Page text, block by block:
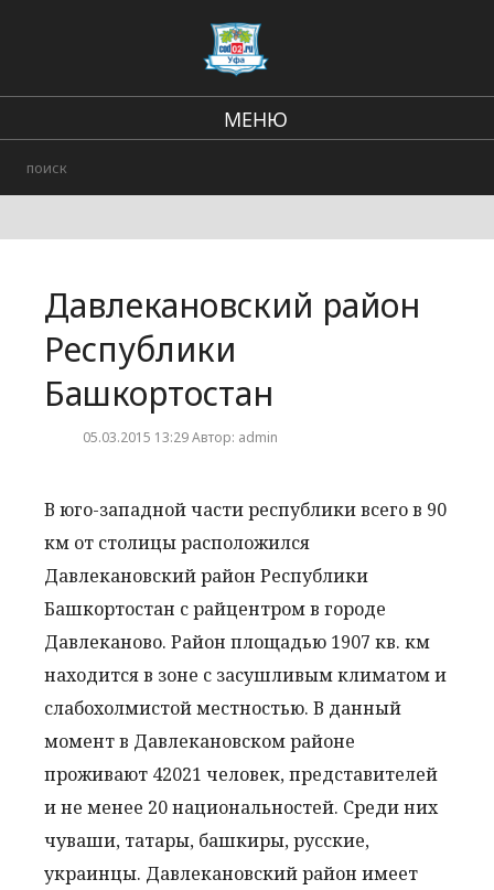
МЕНЮ
Городские события
Давлекановский район
Республики
Башкортостан
05.03.2015 13:29 Автор: admin
В юго-западной части республики всего в 90
км от столицы расположился
Давлекановский район Республики
Башкортостан с райцентром в городе
Давлеканово. Район площадью 1907 кв. км
находится в зоне с засушливым климатом и
слабохолмистой местностью. В данный
момент в Давлекановском районе
проживают 42021 человек, представителей
и не менее 20 национальностей. Среди них
чуваши, татары, башкиры, русские,
украинцы. Давлекановский район имеет